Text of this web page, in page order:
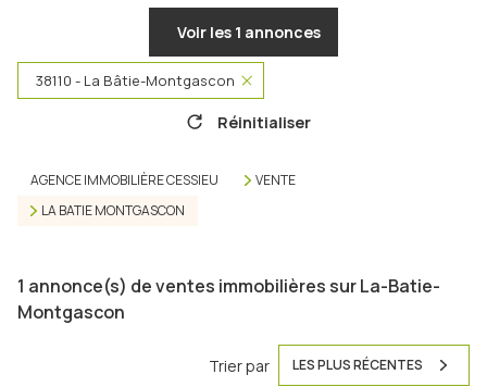
Voir les 1 annonces
38110 - La Bâtie-Montgascon
Réinitialiser
AGENCE IMMOBILIÈRE CESSIEU
VENTE
LA BATIE MONTGASCON
1 annonce(s) de ventes immobilières sur La-Batie-
Montgascon
Trier par LES PLUS RÉCENTES